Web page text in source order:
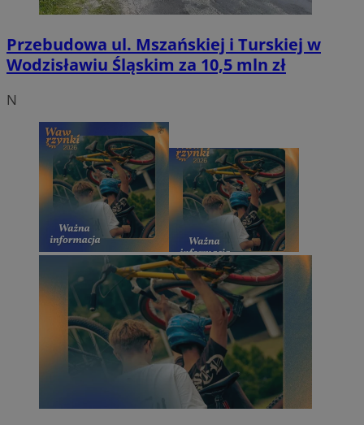
Przebudowa ul. Mszańskiej i Turskiej w
Wodzisławiu Śląskim za 10,5 mln zł
N